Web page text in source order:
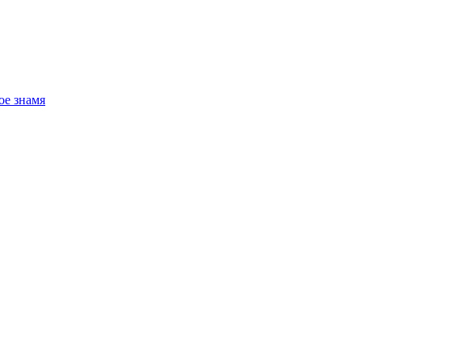
знамя